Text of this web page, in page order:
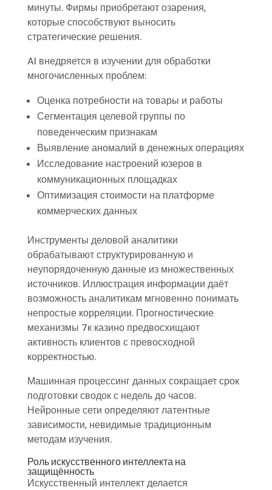
минуты. Фирмы приобретают озарения,
которые способствуют выносить
стратегические решения.
AI внедряется в изучении для обработки
многочисленных проблем:
Оценка потребности на товары и работы
Сегментация целевой группы по
поведенческим признакам
Выявление аномалий в денежных операциях
Исследование настроений юзеров в
коммуникационных площадках
Оптимизация стоимости на платформе
коммерческих данных
Инструменты деловой аналитики
обрабатывают структурированную и
неупорядоченную данные из множественных
источников. Иллюстрация информации даёт
возможность аналитикам мгновенно понимать
непростые корреляции. Прогностические
механизмы 7к казино предвосхищают
активность клиентов с превосходной
корректностью.
Машинная процессинг данных сокращает срок
подготовки сводок с недель до часов.
Нейронные сети определяют латентные
зависимости, невидимые традиционным
методам изучения.
Роль искусственного интеллекта на
защищённость
Искусственный интеллект делается